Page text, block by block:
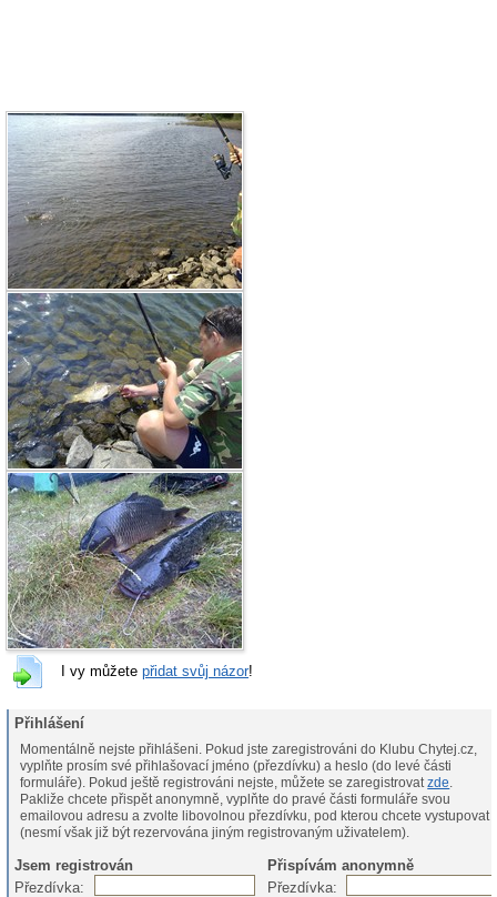
I vy můžete přidat svůj názor!
Přihlášení
Momentálně nejste přihlášeni. Pokud jste zaregistrováni do Klubu Chytej.cz,
vyplňte prosím své přihlašovací jméno (přezdívku) a heslo (do levé části
formuláře). Pokud ještě registrováni nejste, můžete se zaregistrovatzde.
Pakliže chcete přispět anonymně, vyplňte do pravé části formuláře svou
emailovou adresu a zvolte libovolnou přezdívku, pod kterou chcete vystupovat
(nesmí však již být rezervována jiným registrovaným uživatelem).
Jsem registrován
Přispívám anonymně
Přezdívka:
Přezdívka: